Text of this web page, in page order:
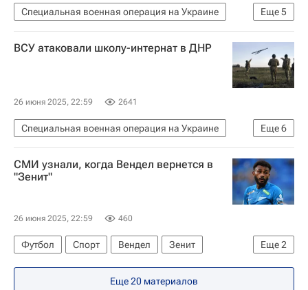
Еще5
Специальная военная операция на Украине
В мире
Николаев (Украина)
Украина
Николаевская область
Страна.ua
ВСУ атаковали школу-интернат в ДНР
26 июня 2025, 22:59 2641
Еще6
Специальная военная операция на Украине
Горловка
Донецкая Народная Республика
Украина
Вооруженные силы Украины
СМИ узнали, когда Вендел вернется в
"Зенит"
26 июня 2025, 22:59 460
Еще2
Футбол Спорт Вендел
Зенит
РПЛ 2026-2027 (Чемпионат России по футболу)
Еще 20 материалов